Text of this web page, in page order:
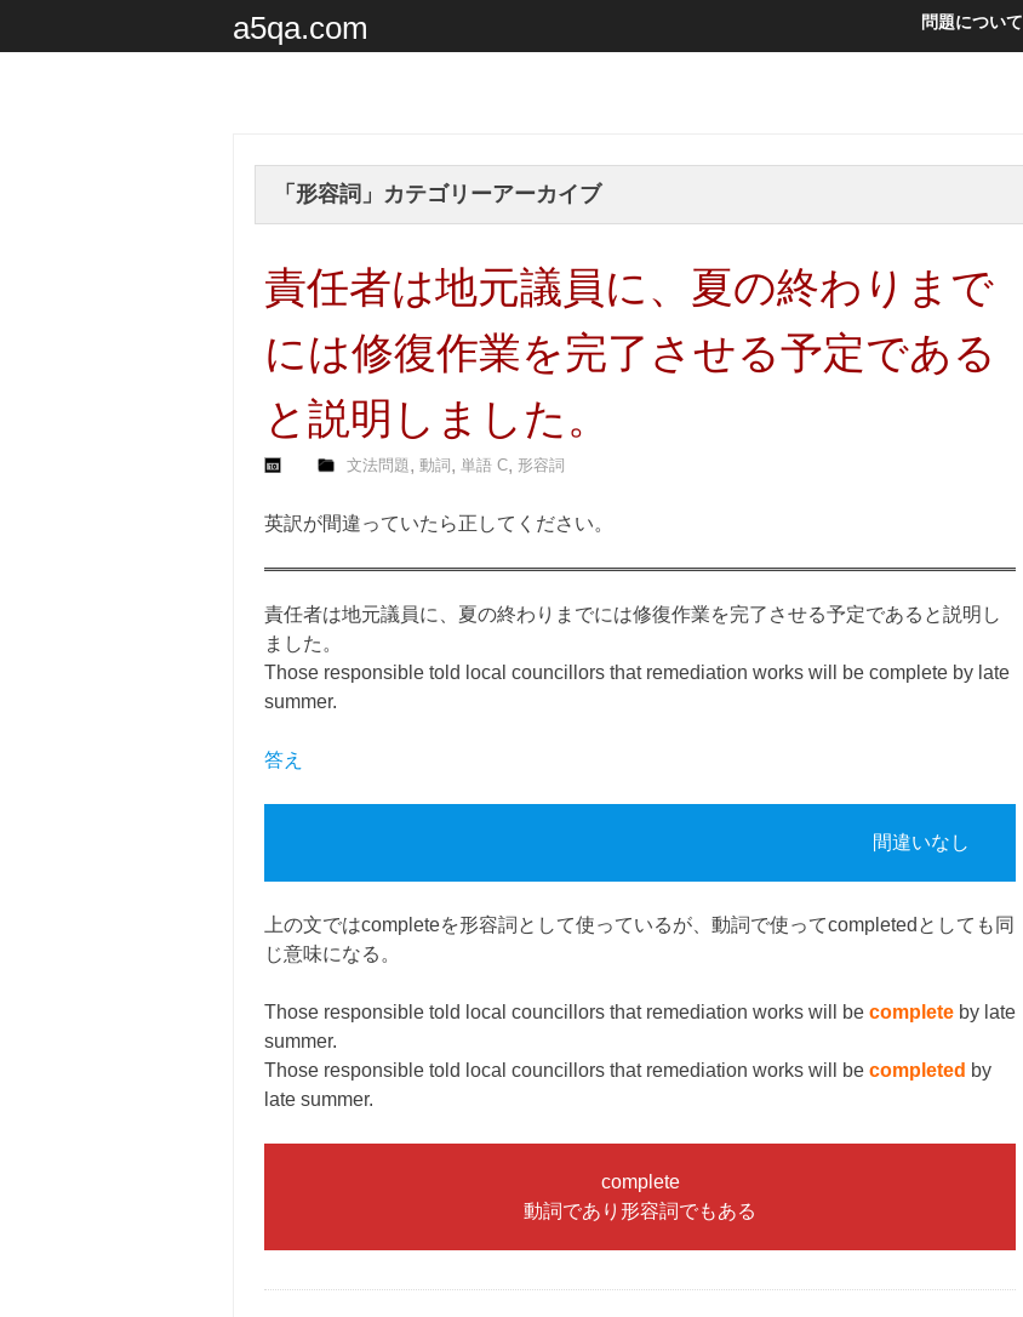
a5qa.com 問題について
「 形容詞 」カテゴリーアーカイブ
責任者は地元議員に、夏の終わりまで
には修復作業を完了させる予定である
と説明しました。
文法問題, 動詞 , 単語 C, 形容詞
英訳が間違っていたら正してください。
責任者は地元議員に、夏の終わりまでには修復作業を完了させる予定であると説明し
ました。
Those responsible told local councillors that remediation works will be complete by late
summer.
答え
間違いなし
上の文ではcompleteを形容詞として使っているが、動詞で使ってcompletedとしても同
じ意味になる。
Those responsible told local councillors that remediation works will be complete by late
summer.
Those responsible told local councillors that remediation works will be completed by
late summer.
complete
動詞であり形容詞でもある